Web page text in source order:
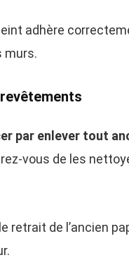
adhère
murs.
par enlever tout
vous de les
retrait de l’ancien